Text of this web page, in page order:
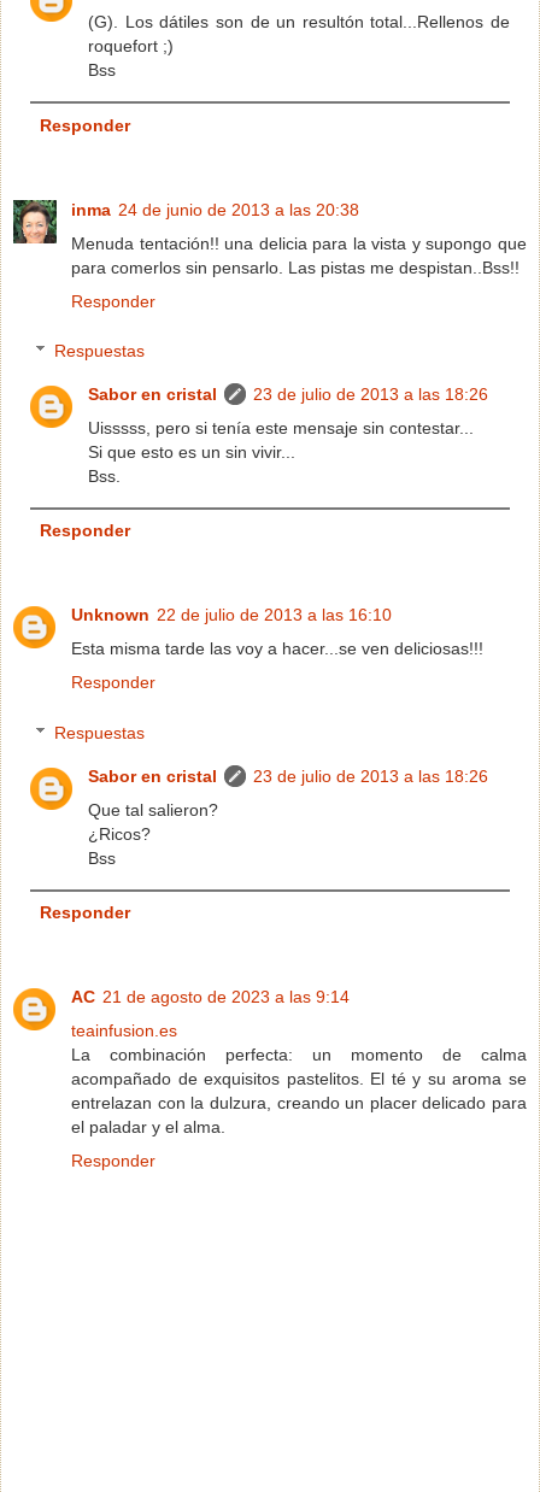
(G). Los dátiles son de un resultón total...Rellenos de
roquefort ;)
Bss
Responder
inma 24 de junio de 2013 a las 20:38
Menuda tentación!! una delicia para la vista y supongo que
para comerlos sin pensarlo. Las pistas me despistan..Bss!!
Responder
Respuestas
Sabor en cristal
23 de julio de 2013 a las 18:26
Uisssss, pero si tenía este mensaje sin contestar...
Si que esto es un sin vivir...
Bss.
Responder
Unknown 22 de julio de 2013 a las 16:10
Esta misma tarde las voy a hacer...se ven deliciosas!!!
Responder
Respuestas
Sabor en cristal
23 de julio de 2013 a las 18:26
Que tal salieron?
¿Ricos?
Bss
Responder
AC 21 de agosto de 2023 a las 9:14
teainfusion.es
La combinación perfecta: un momento de calma
acompañado de exquisitos pastelitos. El té y su aroma se
entrelazan con la dulzura, creando un placer delicado para
el paladar y el alma.
Responder